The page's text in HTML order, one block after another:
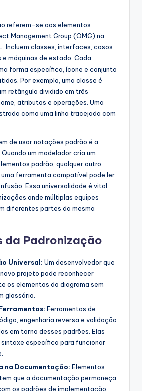
referem-se aos elementos
Management Group (OMG) na
Incluem classes, interfaces, casos
e máquinas de estado. Cada
forma específica, ícone e conjunto
Por exemplo, uma classe é
retângulo dividido em três
atributos e operações. Uma
como uma linha tracejada com
de usar notações padrão é a
um modelador cria um
padrão, qualquer outro
ferramenta compatível pode ler
Essa universalidade é vital
onde múltiplas equipes
diferentes partes da mesma
da Padronização
Universal: Um desenvolvedor que
projeto pode reconhecer
os elementos do diagrama sem
glossário.
Ferramentas de
engenharia reversa e validação
em torno desses padrões. Elas
sintaxe específica para funcionar
na Documentação: Elementos
que a documentação permaneça
os padrões de implementação